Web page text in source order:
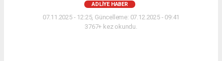
ADLIYE HABER
07.11.2025 - 12:25, Güncelleme: 07.12.2025 - 09:41
3767+ kez okundu.